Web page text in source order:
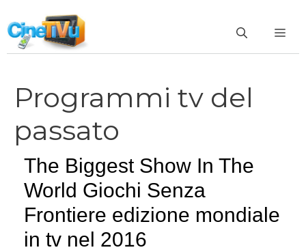
al
contenuto
Programmi tv del
passato
The Biggest Show In The
World Giochi Senza
Frontiere edizione mondiale
in tv nel 2016